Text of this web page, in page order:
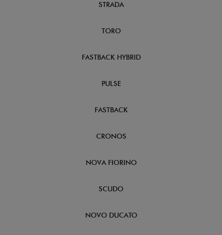
STRADA
TORO
FASTBACK HYBRID
PULSE
FASTBACK
CRONOS
NOVA FIORINO
SCUDO
NOVO DUCATO